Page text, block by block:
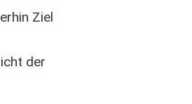
Ziel
der